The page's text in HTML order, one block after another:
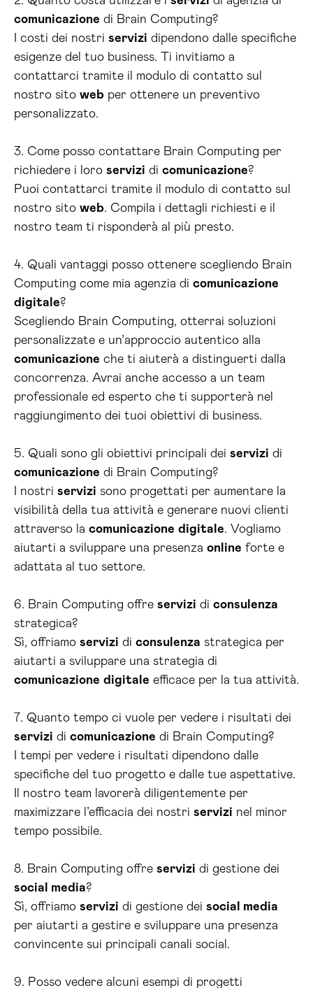
comunicazione di Brain Computing?
I costi dei nostri servizi dipendono dalle specifiche
esigenze del tuo business. Ti invitiamo a
contattarci tramite il modulo di contatto sul
nostro sito web per ottenere un preventivo
personalizzato.
3. Come posso contattare Brain Computing per
richiedere i loro servizi di comunicazione?
Puoi contattarci tramite il modulo di contatto sul
nostro sito web. Compila i dettagli richiesti e il
nostro team ti risponderà al più presto.
4. Quali vantaggi posso ottenere scegliendo Brain
Computing come mia agenzia di comunicazione
digitale?
Scegliendo Brain Computing, otterrai soluzioni
personalizzate e un’approccio autentico alla
comunicazione che ti aiuterà a distinguerti dalla
concorrenza. Avrai anche accesso a un team
professionale ed esperto che ti supporterà nel
raggiungimento dei tuoi obiettivi di business.
5. Quali sono gli obiettivi principali dei servizi di
comunicazione di Brain Computing?
I nostri servizi sono progettati per aumentare la
visibilità della tua attività e generare nuovi clienti
attraverso la comunicazione digitale. Vogliamo
aiutarti a sviluppare una presenza online forte e
adattata al tuo settore.
6. Brain Computing offre servizi di consulenza
strategica?
Sì, offriamo servizi di consulenza strategica per
aiutarti a sviluppare una strategia di
comunicazione digitale efficace per la tua attività.
7. Quanto tempo ci vuole per vedere i risultati dei
servizi di comunicazione di Brain Computing?
I tempi per vedere i risultati dipendono dalle
specifiche del tuo progetto e dalle tue aspettative.
Il nostro team lavorerà diligentemente per
maximizzare l’efficacia dei nostri servizi nel minor
tempo possibile.
8. Brain Computing offre servizi di gestione dei
social media?
Sì, offriamo servizi di gestione dei social media
per aiutarti a gestire e sviluppare una presenza
convincente sui principali canali social.
9. Posso vedere alcuni esempi di progetti